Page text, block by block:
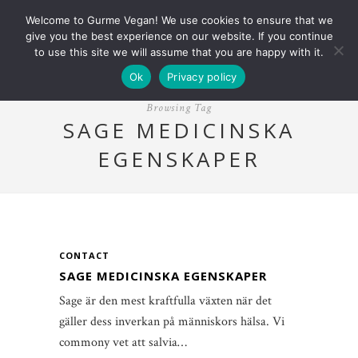
Browsing Tag
SAGE MEDICINSKA
EGENSKAPER
CONTACT
SAGE MEDICINSKA EGENSKAPER
Sage är den mest kraftfulla växten när det
gäller dess inverkan på människors hälsa. Vi
commony vet att salvia…
Welcome to Gurme Vegan! We use cookies to ensure that we
give you the best experience on our website. If you continue
to use this site we will assume that you are happy with it.
Ok
Privacy policy